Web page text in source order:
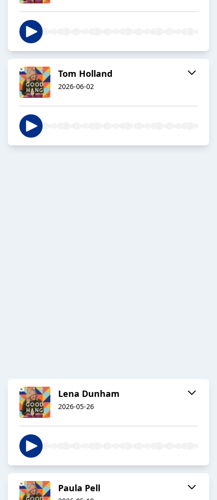
Tom Holland
2026-06-02
Lena Dunham
2026-05-26
Paula Pell